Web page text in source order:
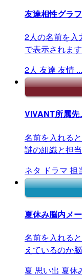
友達相性グラ
2人の名前を入
で表示されます
2人 友達 友情 ...
VIVANT所属先
名前を入れる
謎の組織と担
ネタ ドラマ 担
夏休み脳内メ
名前を入れる
えているのか
夏 思い出 夏休